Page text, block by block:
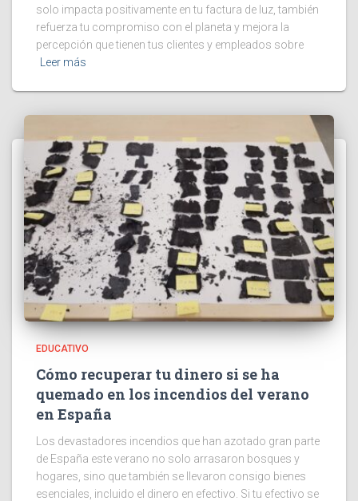
solo impacta positivamente en tu factura de luz, también
refuerza tu compromiso con el planeta y mejora la
percepción que tienen tus clientes y empleados sobre
Leer más
EDUCATIVO
Cómo recuperar tu dinero si se ha
quemado en los incendios del verano
en España
Los devastadores incendios que han azotado gran parte
de España este verano no solo arrasaron bosques y
hogares, sino que también se llevaron consigo bienes
esenciales, incluido el dinero en efectivo. Si tu efectivo se